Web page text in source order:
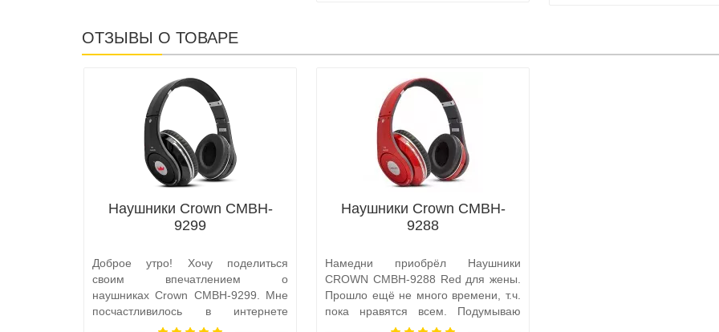
ОТЗЫВЫ О ТОВАРЕ
Наушники Crown CMBH-
9299
Доброе утро! Хочу поделиться
своим впечатлением о
наушниках Crown CMBH-9299. Мне
посчастливилось в интернете
попасть на этот сайт. Я абсолютно
Наушники Crown CMBH-
9288
Намедни приобрёл Наушники
CROWN CMBH-9288 Red для жены.
Прошло ещё не много времени, т.ч.
пока нравятся всем. Подумываю
приобрести вторые другого цв..